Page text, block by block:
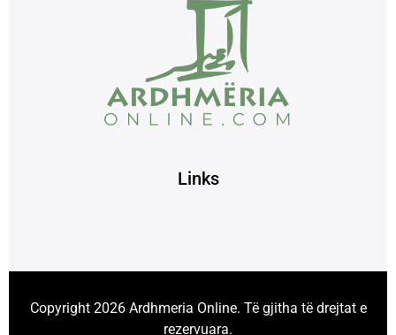
Links
Copyright 2026 Ardhmeria Online. Të gjitha të drejtat e
rezervuara.